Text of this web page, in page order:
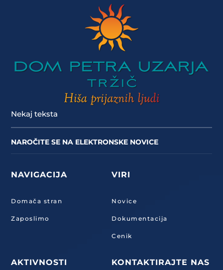
Nekaj teksta
NAROČITE SE NA ELEKTRONSKE NOVICE
NAVIGACIJA
Domača stran
Zaposlimo
AKTIVNOSTI
VIRI
Novice
Dokumentacija
Cenik
KONTAKTIRAJTE NAS